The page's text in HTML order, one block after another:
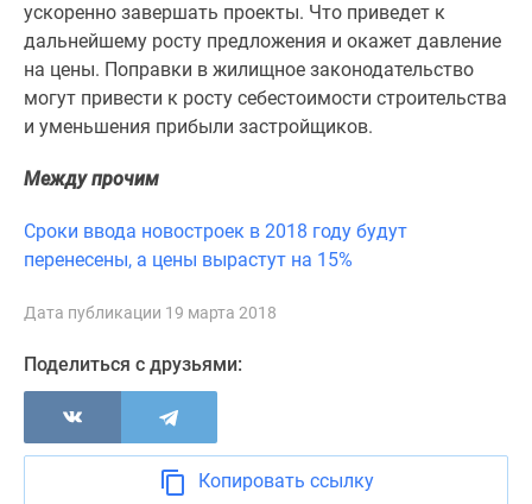
Подмосковья
Студии
комнатные
комнатные
комнатные
Квартиры
карте
калькулятор
Семейная
ипотека
Военная
ускоренно завершать проекты. Что приведет к
дальнейшему росту предложения и окажет давление
на цены. Поправки в жилищное законодательство
могут привести к росту себестоимости строительства
и уменьшения прибыли застройщиков.
Между прочим
Сроки ввода новостроек в 2018 году будут
перенесены, а цены вырастут на 15%
Дата публикации 19 марта 2018
Поделиться с друзьями:
Копировать ссылку